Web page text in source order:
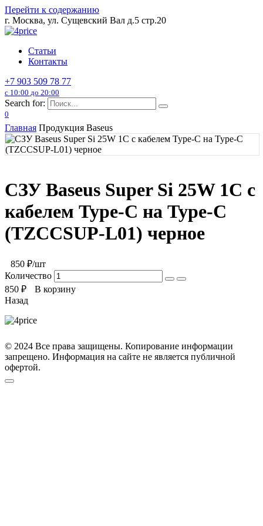
Перейти к содержанию
г. Москва, ул. Сущевский Вал д.5 стр.20
Статьи
Контакты
+7 903 509 78 77
с 10:00 до 20:00
Search for:
0
Главная Продукция Baseus
СЗУ Baseus Super Si 25W 1C с
кабелем Type-C на Type-C
(TZCCSUP-L01) черное
850 ₽/шт
Количество
850 ₽
В корзину
Назад
© 2024 Все права защищены. Копирование информации
запрещено. Информация на сайте не является публичной
офертой.